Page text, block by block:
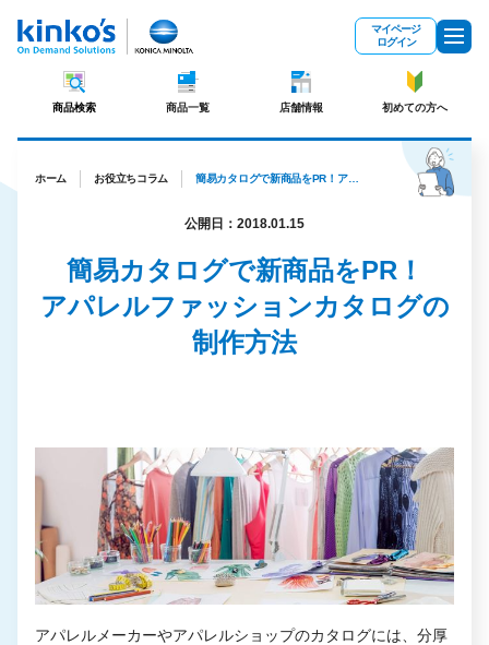
マイページ
ログイン
商品検索 商品一覧 店舗情報 初めての方へ
ホーム お役立ちコラム 簡易カタログで新商品をPR！アパレルファッションカタログの制作方法
公開日：2018.01.15
簡易カタログで新商品をPR！
アパレルファッションカタログの
制作方法
アパレルメーカーやアパレルショップのカタログには、分厚